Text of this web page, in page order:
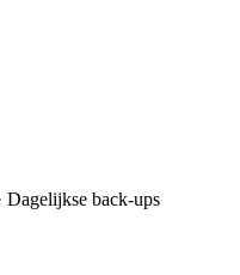
Dagelijkse back-ups